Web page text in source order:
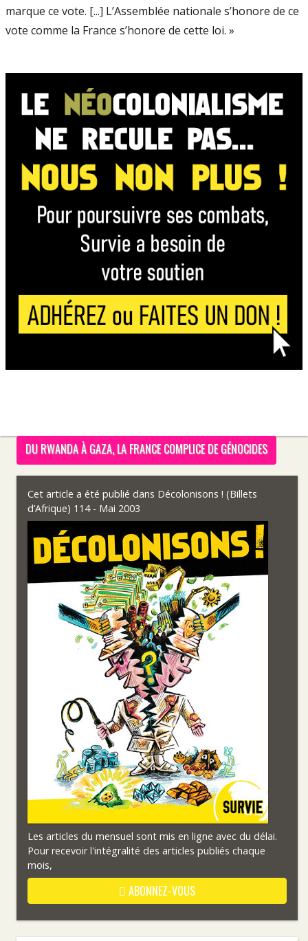
marque ce vote. [...] L’Assemblée nationale s’honore de ce
vote comme la France s’honore de cette loi. »
DU RWANDA À GAZA, LA FRANCE COMPLICE DE GÉNOCIDES
Cet article a été publié dans Décolonisons ! (Billets
d’Afrique) 114 - Mai 2003
Les articles du mensuel sont mis en ligne avec du délai.
Pour recevoir l'intégralité des articles publiés chaque
mois,
ABONNEZ-VOUS